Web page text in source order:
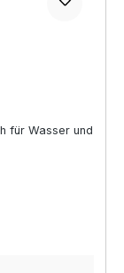
für Wasser und